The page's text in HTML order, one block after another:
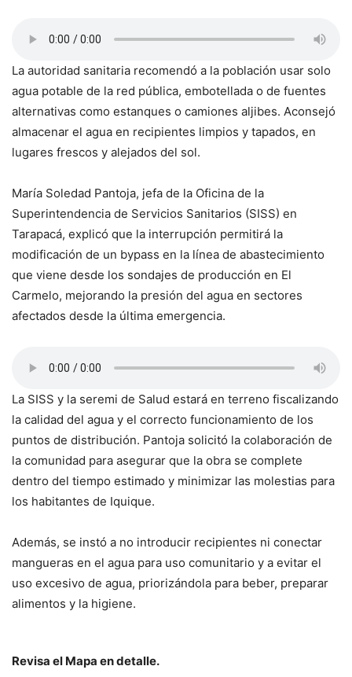
La autoridad sanitaria recomendó a la población usar solo
agua potable de la red pública, embotellada o de fuentes
alternativas como estanques o camiones aljibes. Aconsejó
almacenar el agua en recipientes limpios y tapados, en
lugares frescos y alejados del sol.
María Soledad Pantoja, jefa de la Oficina de la
Superintendencia de Servicios Sanitarios (SISS) en
Tarapacá, explicó que la interrupción permitirá la
modificación de un bypass en la línea de abastecimiento
que viene desde los sondajes de producción en El
Carmelo, mejorando la presión del agua en sectores
afectados desde la última emergencia.
La SISS y la seremi de Salud estará en terreno fiscalizando
la calidad del agua y el correcto funcionamiento de los
puntos de distribución. Pantoja solicitó la colaboración de
la comunidad para asegurar que la obra se complete
dentro del tiempo estimado y minimizar las molestias para
los habitantes de Iquique.
Además, se instó a no introducir recipientes ni conectar
mangueras en el agua para uso comunitario y a evitar el
uso excesivo de agua, priorizándola para beber, preparar
alimentos y la higiene.
Revisa el Mapa en detalle.